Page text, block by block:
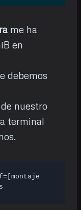
me ha
en
debemos
nuestro
terminal